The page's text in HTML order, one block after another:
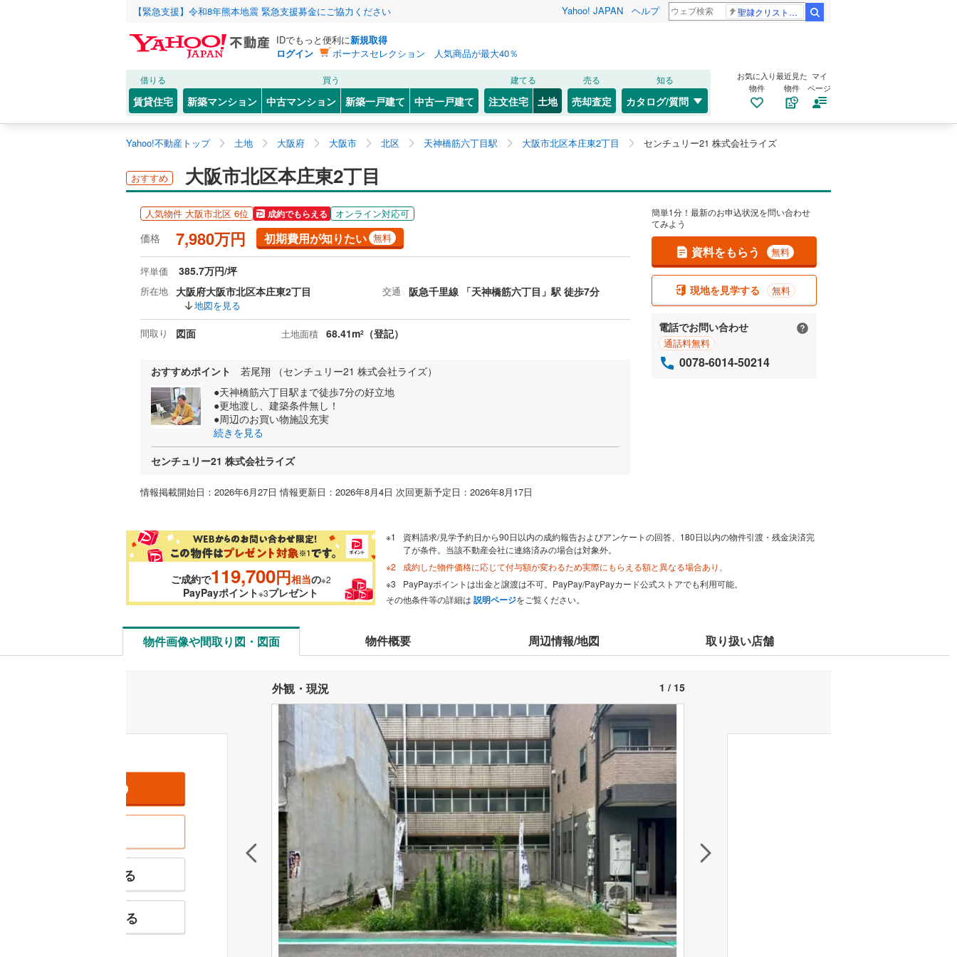
【緊急支援】令和8年熊本地震 緊急支援募金にご協力ください Yahoo! JAPAN ヘルプ 聖隷クリストファー高校
IDでもっと便利に新規取得
ログイン
ボーナスセレクション 人気商品が最大40％
借りる
賃貸住宅
買う
新築マンション 中古マンション 新築一戸建て 中古一戸建て
建てる
注文住宅 土地
売る
売却査定
知る
カタログ/質問
お気に入り
物件
最近見た
物件
マイ
ページ
Yahoo!不動産トップ 土地 大阪府 大阪市 北区 天神橋筋六丁目駅 大阪市北区本庄東2丁目 センチュリー21 株式会社ライズ
おすすめ 大阪市北区本庄東2丁目
人気物件 大阪市北区 6位 成約でもらえる オンライン対応可
価格 7,980万円 初期費用が知りたい 無料
坪単価 385.7万円/坪
所在地 大阪府大阪市北区本庄東2丁目
地図を見る
交通 阪急千里線 「天神橋筋六丁目」駅 徒歩7分
間取り 図面 土地面積 68.41m2 （登記）
おすすめポイント
若尾翔 （センチュリー21 株式会社ライズ）
●天神橋筋六丁目駅まで徒歩7分の好立地
●更地渡し、建築条件無し！
●周辺のお買い物施設充実
続きを見る
センチュリー21 株式会社ライズ
情報掲載開始日：2026年6月27日 情報更新日：2026年8月4日 次回更新予定日：2026年8月17日
簡単1分！最新のお申込状況を問い合わせ
てみよう
資料をもらう 無料
現地を見学する 無料
電話でお問い合わせ
通話料無料
0078-6014-50214
ご成約で119,700円相当の※2
PayPayポイント※3プレゼント
資料請求/見学予約日から90日以内の成約報告およびアンケートの回答、180日以内の物件引渡・残金決済完
了が条件。当該不動産会社に連絡済みの場合は対象外。
成約した物件価格に応じて付与額が変わるため実際にもらえる額と異なる場合あり。
PayPayポイントは出金と譲渡は不可。PayPay/PayPayカード公式ストアでも利用可能。
その他条件等の詳細は 説明ページをご覧ください。
物件画像や間取り図・図面 物件概要 周辺情報/地図 取り扱い店舗
外観・現況 1 / 15
特徴の似た物件を見る
お気に入りに追加する